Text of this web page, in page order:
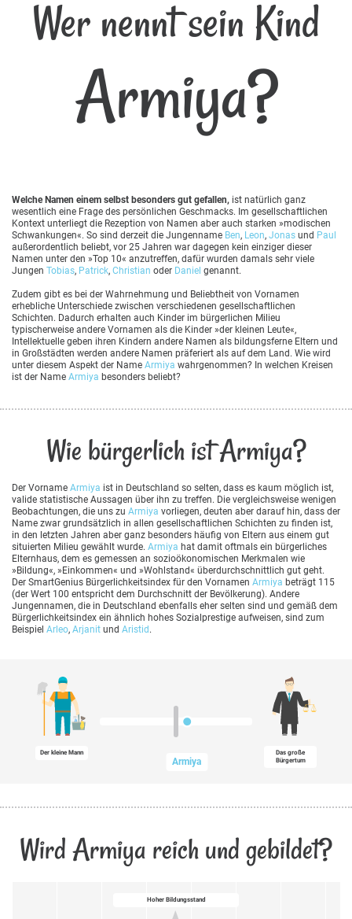
Wer nennt sein Kind
Armiya?
Welche Namen einem selbst besonders gut gefallen, ist natürlich ganz
wesentlich eine Frage des persönlichen Geschmacks. Im gesellschaftlichen
Kontext unterliegt die Rezeption von Namen aber auch starken »modischen
Schwankungen«. So sind derzeit die Jungenname Ben, Leon, Jonas und Paul
außerordentlich beliebt, vor 25 Jahren war dagegen kein einziger dieser
Namen unter den »Top 10« anzutreffen, dafür wurden damals sehr viele
Jungen Tobias, Patrick, Christian oder Daniel genannt.
Zudem gibt es bei der Wahrnehmung und Beliebtheit von Vornamen
erhebliche Unterschiede zwischen verschiedenen gesellschaftlichen
Schichten. Dadurch erhalten auch Kinder im bürgerlichen Milieu
typischerweise andere Vornamen als die Kinder »der kleinen Leute«,
Intellektuelle geben ihren Kindern andere Namen als bildungsferne Eltern und
in Großstädten werden andere Namen präferiert als auf dem Land. Wie wird
unter diesem Aspekt der Name Armiya wahrgenommen? In welchen Kreisen
ist der Name Armiya besonders beliebt?
Wie bürgerlich ist Armiya?
Der Vorname Armiya ist in Deutschland so selten, dass es kaum möglich ist,
valide statistische Aussagen über ihn zu treffen. Die vergleichsweise wenigen
Beobachtungen, die uns zu Armiya vorliegen, deuten aber darauf hin, dass der
Name zwar grundsätzlich in allen gesellschaftlichen Schichten zu finden ist,
in den letzten Jahren aber ganz besonders häufig von Eltern aus einem gut
situierten Milieu gewählt wurde. Armiya hat damit oftmals ein bürgerliches
Elternhaus, dem es gemessen an sozioökonomischen Merkmalen wie
»Bildung«, »Einkommen« und »Wohlstand« überdurchschnittlich gut geht.
Der SmartGenius Bürgerlichkeitsindex für den Vornamen Armiya beträgt 115
(der Wert 100 entspricht dem Durchschnitt der Bevölkerung). Andere
Jungennamen, die in Deutschland ebenfalls eher selten sind und gemäß dem
Bürgerlichkeitsindex ein ähnlich hohes Sozialprestige aufweisen, sind zum
Beispiel Arleo, Arjanit und Aristid .
Der kleine Mann
Armiya
Das große
Bürgertum
Wird Armiya reich und gebildet?
Hoher Bildungsstand